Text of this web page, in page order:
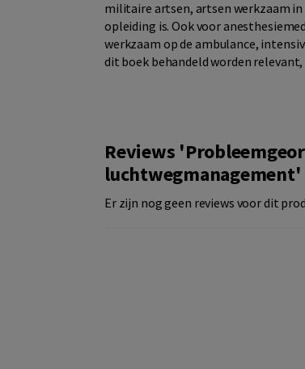
militaire artsen, artsen werkzaam in
opleiding is. Ook voor
werkzaam op de ambulance,
dit boek behandeld worden relevant,
Reviews
luchtwegmanagement'
Er zijn nog geen reviews voor dit